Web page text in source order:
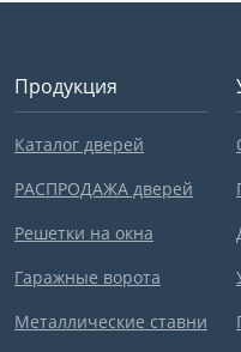
Продукция
Каталог дверей
РАСПРОДАЖА дверей
Решетки на окна
Гаражные ворота
Металлические ставни